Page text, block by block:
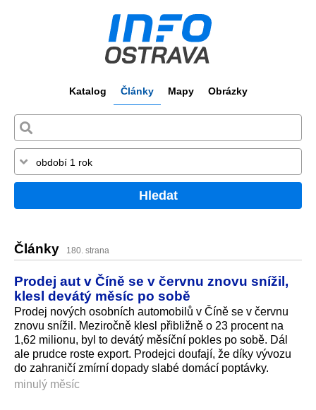
Katalog Články Mapy Obrázky
Hledat
Články 180. strana
Prodej aut v Číně se v červnu znovu snížil,
klesl devátý měsíc po sobě
Prodej nových osobních automobilů v Číně se v červnu
znovu snížil. Meziročně klesl přibližně o 23 procent na
1,62 milionu, byl to devátý měsíční pokles po sobě. Dál
ale prudce roste export. Prodejci doufají, že díky vývozu
do zahraničí zmírní dopady slabé domácí poptávky.
minulý měsíc